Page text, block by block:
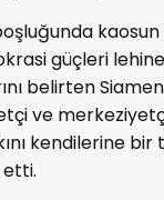
güçleri
belirten
ve
kendilerine